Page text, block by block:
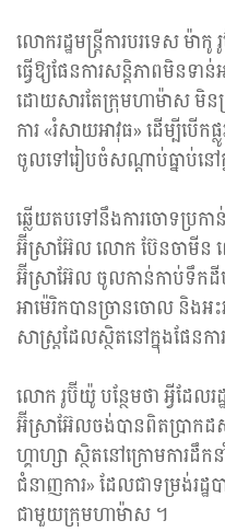
លោករដ្ឋមន្ត្រីការបរទេស ម៉
ធ្វើឱ្យផែនការសន្តិភាពមិនទ
ដោយសារតែក្រុមហាម៉ាស មិន
ការ «រំសាយអាវុធ» ដើម្បីបើក
ចូលទៅរៀបចំសណ្តាប់ធ្នាប់ន
ឆ្លើយតបទៅនឹងការចោទប្រកា
អ៊ីស្រាអ៊ែល លោក ប៊ែនចាមី
អ៊ីស្រាអ៊ែល ចូលកាន់កាប់ទឹក
អាម៉េរិកបានច្រានចោល និងអះ
សាស្ត្រដែលស្ថិតនៅក្នុងផែន
លោក រូប៊ីយ៉ូ បន្ថែមថា អ្វីដែល
អ៊ីស្រាអ៊ែលចង់បានពិតប្រាក
ហ្គាហ្សា ស្ថិតនៅក្រោមការដឹ
ជំនាញការ» ដែលជាទម្រង់រដ្
ជាមួយក្រុមហាម៉ាស ។